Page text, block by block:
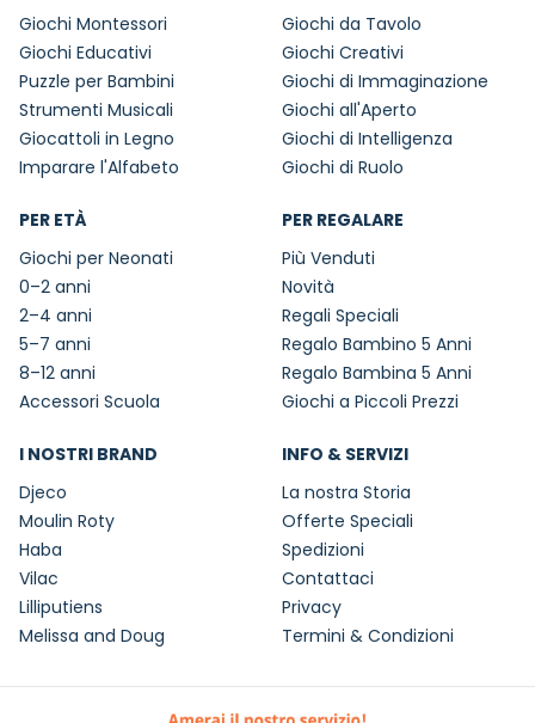
Giochi Montessori
Giochi Educativi
Puzzle per Bambini
Strumenti Musicali
Giocattoli in Legno
Imparare l'Alfabeto
Giochi da Tavolo
Giochi Creativi
Giochi di Immaginazione
Giochi all'Aperto
Giochi di Intelligenza
Giochi di Ruolo
PER ETÀ
Giochi per Neonati
0–2 anni
2–4 anni
5–7 anni
8–12 anni
Accessori Scuola
PER REGALARE
Più Venduti
Novità
Regali Speciali
Regalo Bambino 5 Anni
Regalo Bambina 5 Anni
Giochi a Piccoli Prezzi
I NOSTRI BRAND
Djeco
Moulin Roty
Haba
Vilac
Lilliputiens
Melissa and Doug
INFO & SERVIZI
La nostra Storia
Offerte Speciali
Spedizioni
Contattaci
Privacy
Termini & Condizioni